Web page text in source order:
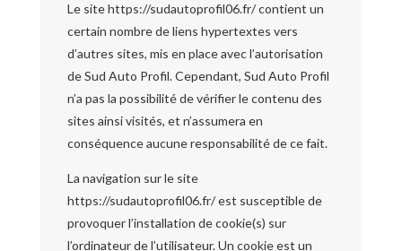
Le site https://sudautoprofil06.fr/ contient un
certain nombre de liens hypertextes vers
d’autres sites, mis en place avec l’autorisation
de Sud Auto Profil. Cependant, Sud Auto Profil
n’a pas la possibilité de vérifier le contenu des
sites ainsi visités, et n’assumera en
conséquence aucune responsabilité de ce fait.
La navigation sur le site
https://sudautoprofil06.fr/ est susceptible de
provoquer l’installation de cookie(s) sur
l’ordinateur de l’utilisateur. Un cookie est un